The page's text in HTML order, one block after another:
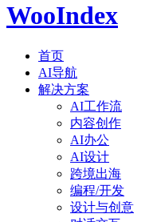
WooIndex
首页
AI导航
解决方案
AI工作流
内容创作
AI办公
AI设计
跨境出海
编程/开发
设计与创意